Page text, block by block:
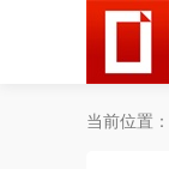
当前位置：